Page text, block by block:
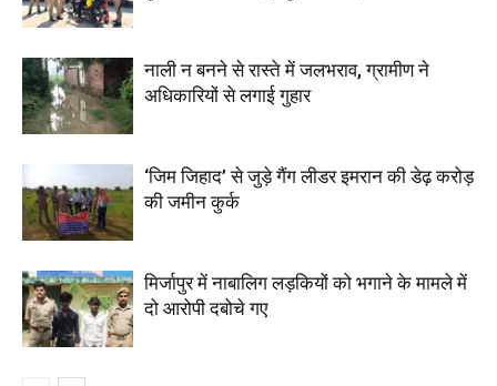
नाली न बनने से रास्ते में जलभराव, ग्रामीण ने
अधिकारियों से लगाई गुहार
‘जिम जिहाद’ से जुड़े गैंग लीडर इमरान की डेढ़ करोड़
की जमीन कुर्क
मिर्जापुर में नाबालिग लड़कियों को भगाने के मामले में
दो आरोपी दबोचे गए